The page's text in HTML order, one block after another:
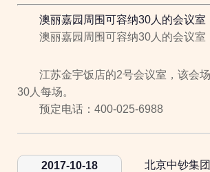
澳丽嘉园周围可容纳30人的会议室
澳丽嘉园周围可容纳30人的会议室
江苏金宇饭店的2号会议室，该会
30人每场。
预定电话：400-025-6988
2017-10-18
北京中钞集